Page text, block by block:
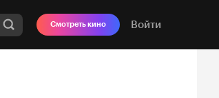
Смотреть кино Войти